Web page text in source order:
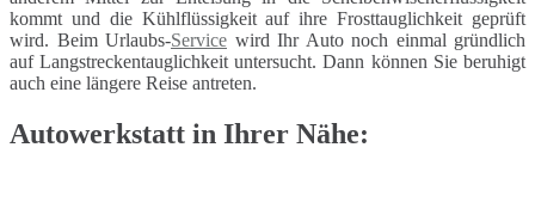
kommt und die Kühlflüssigkeit auf ihre Frosttauglichkeit geprüft
wird. Beim Urlaubs-Service wird Ihr Auto noch einmal gründlich
auf Langstreckentauglichkeit untersucht. Dann können Sie beruhigt
auch eine längere Reise antreten.
Autowerkstatt in Ihrer Nähe: